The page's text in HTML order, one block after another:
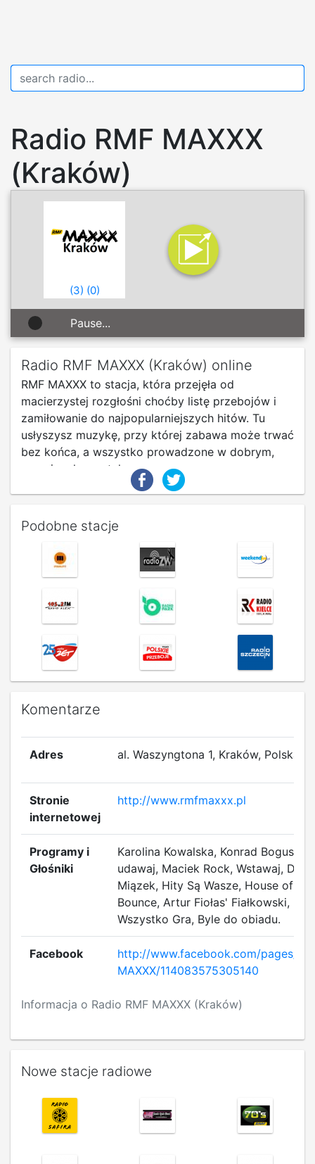
Radio RMF MAXXX
(Kraków)
(3) (0)
Pause...
Radio RMF MAXXX (Kraków) online
RMF MAXXX to stacja, która przejęła od
macierzystej rozgłośni choćby listę przebojów i
zamiłowanie do najpopularniejszych hitów. Tu
usłyszysz muzykę, przy której zabawa może trwać
bez końca, a wszystko prowadzone w dobrym,
emocjonalnym stylu.
Podobne stacje
Komentarze
Informacja o Radio RMF MAXXX (Kraków)
Adres al. Waszyngtona 1, Kraków, Polska
Stronie
internetowej
http://www.rmfmaxxx.pl
Programy i
Głośniki
Karolina Kowalska, Konrad Bogusz,
udawaj, Maciek Rock, Wstawaj,
Miązek, Hity Są Wasze, House of
Bounce, Artur Fiołas' Fiałkowski, I
Wszystko Gra, Byle do obiadu.
Facebook
http://www.facebook.com/pages/
MAXXX/114083575305140
Nowe stacje radiowe